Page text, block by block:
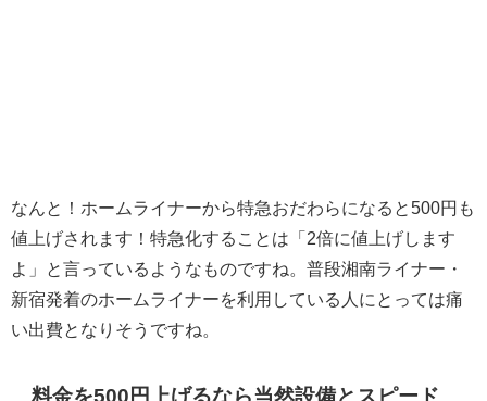
なんと！ホームライナーから特急おだわらになると500円も
値上げされます！特急化することは「2倍に値上げします
よ」と言っているようなものですね。普段湘南ライナー・
新宿発着のホームライナーを利用している人にとっては痛
い出費となりそうですね。
料金を500円上げるなら当然設備とスピード